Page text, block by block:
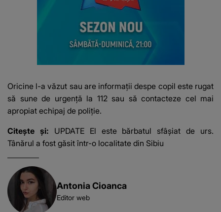
Oricine l-a văzut sau are informații despe copil este rugat
să sune de urgență la 112 sau să contacteze cel mai
apropiat echipaj de poliţie.
Citește și: UPDATE El este bărbatul sfâșiat de urs.
Tânărul a fost găsit într-o localitate din Sibiu
Antonia Cioanca
Editor web